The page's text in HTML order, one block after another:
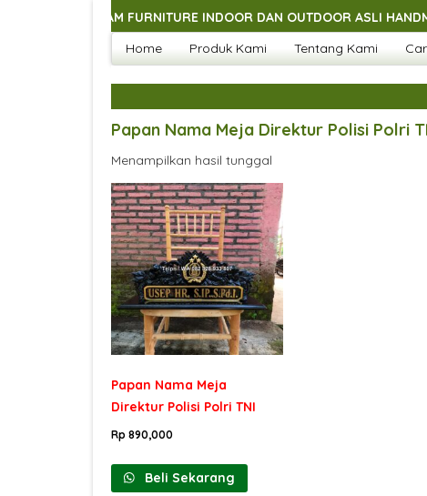
MACAM FURNITURE INDOOR DAN OUTDOOR ASLI HANDMADE
MACAM FURNITURE INDOOR DAN OUTDOOR ASLI HANDMADE
MACAM FURNITURE INDOOR DAN OUTDOOR ASLI HANDMADE
MACAM FURNITURE INDOOR DAN OUTDOOR ASLI HANDMADE
Home Produk Kami Tentang Kami
Papan Nama Meja Direktur Polisi Polri
Menampilkan hasil tunggal
Papan Nama Meja
Direktur Polisi Polri TNI
Rp 890,000
Beli Sekarang